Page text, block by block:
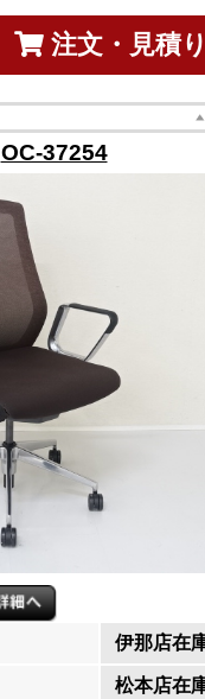
注文・見積
OC-37254
伊那店在
松本店在